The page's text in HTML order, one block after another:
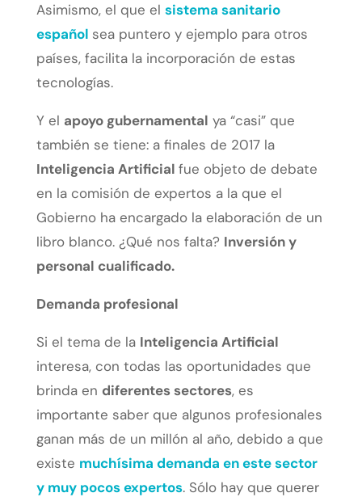
Asimismo, el que el sistema sanitario
español sea puntero y ejemplo para otros
países, facilita la incorporación de estas
tecnologías.
Y el apoyo gubernamental ya “casi” que
también se tiene: a finales de 2017 la
Inteligencia Artificial fue objeto de debate
en la comisión de expertos a la que el
Gobierno ha encargado la elaboración de un
libro blanco. ¿Qué nos falta? Inversión y
personal cualificado.
Demanda profesional
Si el tema de la Inteligencia Artificial
interesa, con todas las oportunidades que
brinda en diferentes sectores, es
importante saber que algunos profesionales
ganan más de un millón al año, debido a que
existe muchísima demanda en este sector
y muy pocos expertos. Sólo hay que querer